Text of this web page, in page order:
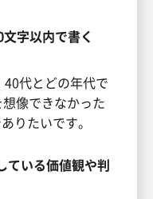
字以内で書く
40代とどの年代で
像できなかった
りたいです。
ている価値観や判